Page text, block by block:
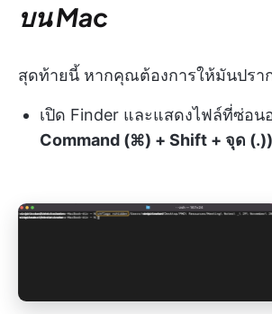
บน Mac
สุดท้ายนี้ หากคุณต้องการให้มันปรา
เปิด Finder และแสดงไฟล์ที่ซ่อน
Command (⌘) + Shift + จุด (.))